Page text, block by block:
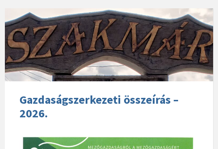
Gazdaságszerkezeti összeírás –
2026.